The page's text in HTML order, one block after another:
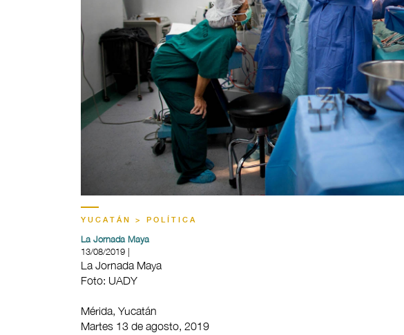
YUCATÁN > POLÍTICA
La Jornada Maya
13/08/2019 |
La Jornada Maya
Foto: UADY
Mérida, Yucatán
Martes 13 de agosto, 2019